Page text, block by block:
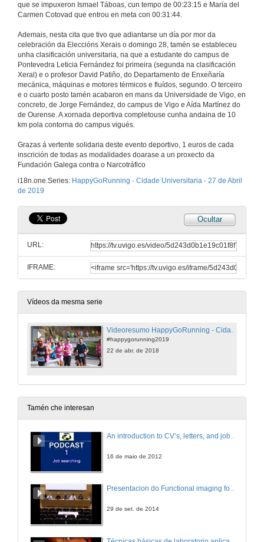
que se impuxeron Ismael Táboas, cun tempo de 00:23:15 e María del
Carmen Cotovad que entrou en meta con 00:31:44.
Ademais, nesta cita que tivo que adiantarse un día por mor da
celebración da Eleccións Xerais o domingo 28, tamén se estableceu
unha clasificación universitaria, na que a estudante do campus de
Pontevedra Leticia Fernández foi primeira (segunda na clasificación
Xeral) e o profesor David Patiño, do Departamento de Enxeñaría
mecánica, máquinas e motores térmicos e fluídos, segundo. O terceiro
e o cuarto posto tamén acabaron en mans da Universidade de Vigo, en
concreto, de Jorge Fernández, do campus de Vigo e Aída Martínez do
de Ourense. A xornada deportiva completouse cunha andaina de 10
km pola contorna do campus vigués.
Grazas á vertente solidaria deste evento deportivo, 1 euros de cada
inscrición de todas as modalidades doarase a un proxecto da
Fundación Galega contra o Narcotráfico
i18n.one.Series: HappyGoRunning - Cidade Universitaria - 27 de Abril
de 2019
Ocultar
URL:
IFRAME:
Vídeos da mesma serie
Videoresumo HappyGoRunning - Cidade Universitaria - 2019
#happygorunning2019
22 de abr. de 2018
Tamén che interesan
16 de maio de 2012
Presentacion do Functional imaging for improving Adaptive Radiotherapy Workshop
29 de set. de 2014